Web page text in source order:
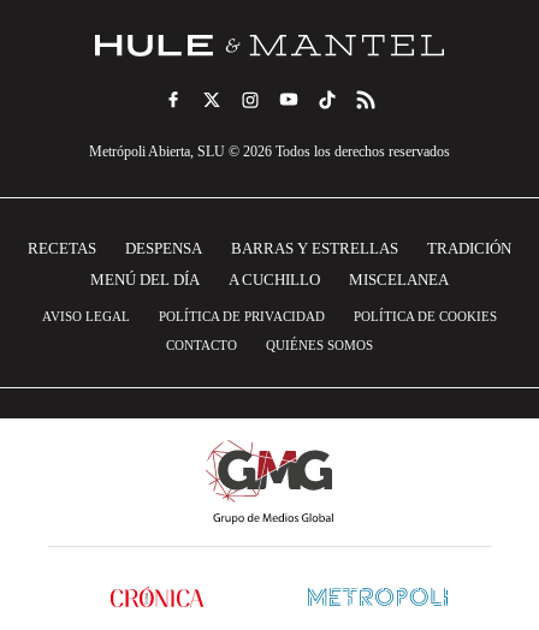
Metrópoli Abierta, SLU © 2026 Todos los derechos reservados
RECETAS DESPENSA BARRAS Y ESTRELLAS
TRADICIÓN
MENÚ DEL DÍA
A CUCHILLO MISCELANEA
AVISO LEGAL POLÍTICA DE PRIVACIDAD
POLÍTICA DE COOKIES
CONTACTO
QUIÉNES SOMOS